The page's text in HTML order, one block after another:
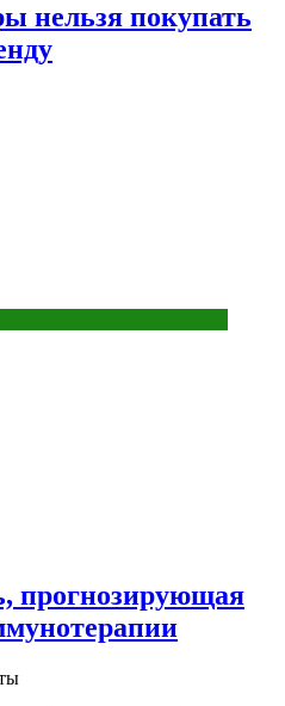
нельзя покупать
прогнозирующая